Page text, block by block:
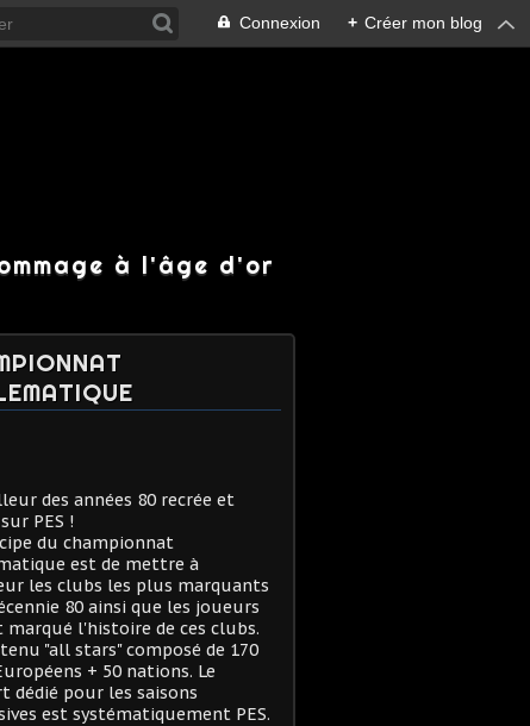
Connexion + Créer mon blog
à l'âge d'or
des années 80 recrée et
PES !
du championnat
est de mettre à
les clubs les plus marquants
80 ainsi que les joueurs
marqué l'histoire de ces clubs.
"all stars" composé de 170
+ 50 nations. Le
dédié pour les saisons
est systématiquement PES.